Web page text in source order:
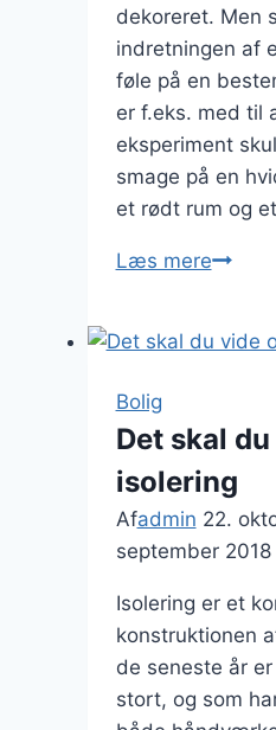
dekoreret. Men
indretningen af
føle på en
er f.eks. med til
eksperiment
smage på en
et rødt rum og
Læs mere
hjem
Bolig
Det skal
isolering
Afadmin 22.
september 2018
Isolering er et
konstruktionen
de seneste år
stort, og som